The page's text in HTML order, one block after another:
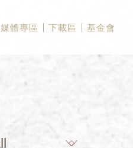
媒體專區 下載區 基金會